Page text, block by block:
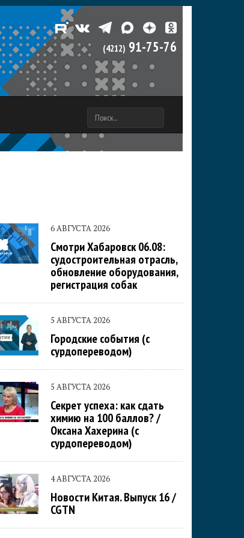
(4212) 91-75-76
ФОРМА
ПОИСКА
ПОИСК
6 АВГУСТА 2026
Смотри Хабаровск 06.08:
судостроительная отрасль,
обновление оборудования,
регистрация собак
5 АВГУСТА 2026
Городские события (с
сурдопереводом)
5 АВГУСТА 2026
Секрет успеха: как сдать
химию на 100 баллов? /
Оксана Хахерина (с
сурдопереводом)
4 АВГУСТА 2026
Новости Китая. Выпуск 16 /
CGTN